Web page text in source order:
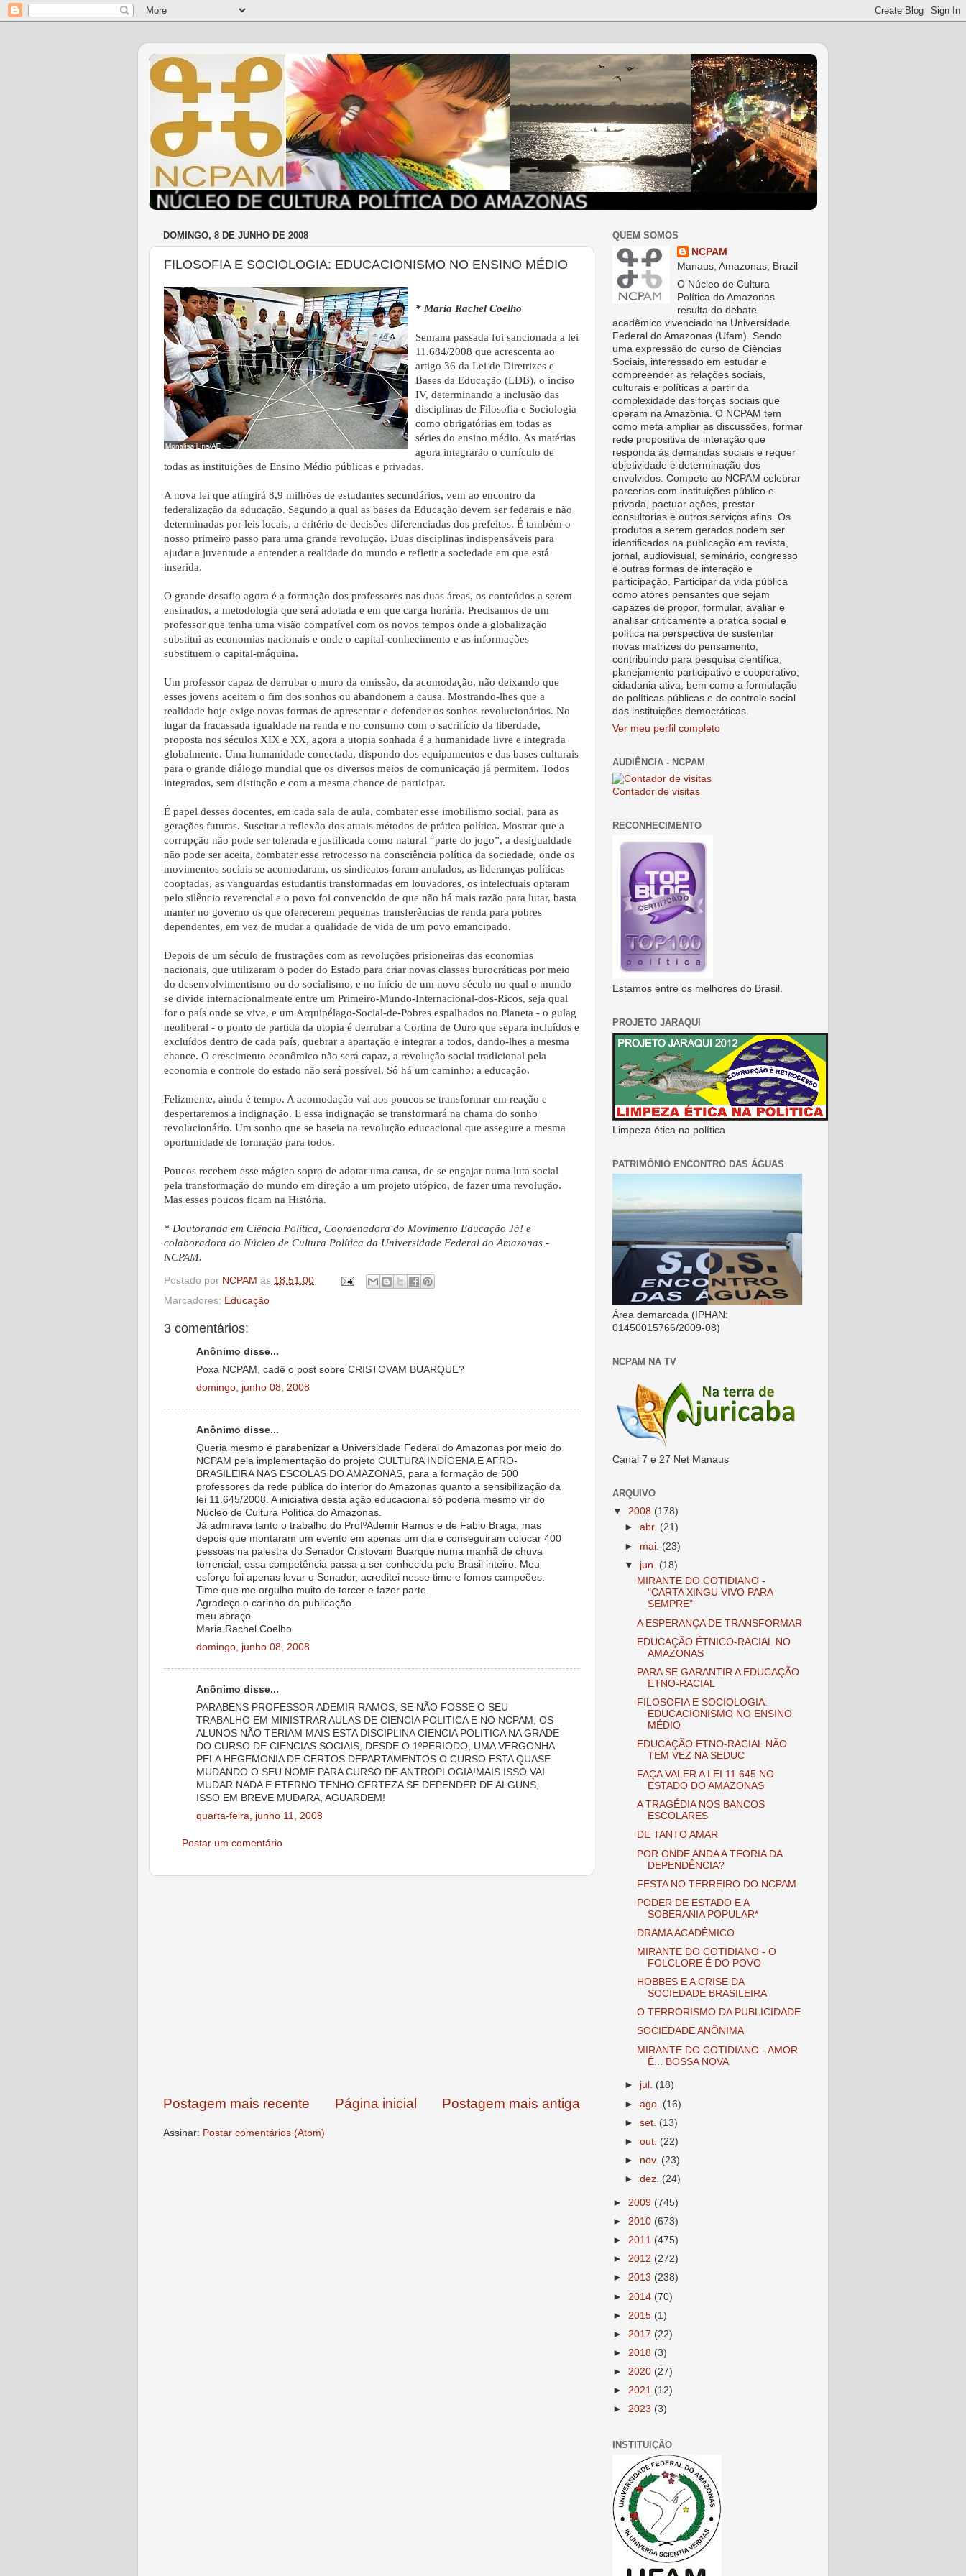
DOMINGO, 8 DE JUNHO DE 2008
FILOSOFIA E SOCIOLOGIA: EDUCACIONISMO NO ENSINO MÉDIO
* Maria Rachel Coelho
Semana passada foi sancionada a lei
11.684/2008 que acrescenta ao
artigo 36 da Lei de Diretrizes e
Bases da Educação (LDB), o inciso
IV, determinando a inclusão das
disciplinas de Filosofia e Sociologia
como obrigatórias em todas as
séries do ensino médio. As matérias
agora integrarão o currículo de
todas as instituições de Ensino Médio públicas e privadas.
A nova lei que atingirá 8,9 milhões de estudantes secundários, vem ao encontro da
federalização da educação. Segundo a qual as bases da Educação devem ser federais e não
determinadas por leis locais, a critério de decisões diferenciadas dos prefeitos. É também o
nosso primeiro passo para uma grande revolução. Duas disciplinas indispensáveis para
ajudar a juventude a entender a realidade do mundo e refletir a sociedade em que está
inserida.
O grande desafio agora é a formação dos professores nas duas áreas, os conteúdos a serem
ensinados, a metodologia que será adotada e em que carga horária. Precisamos de um
professor que tenha uma visão compatível com os novos tempos onde a globalização
substitui as economias nacionais e onde o capital-conhecimento e as informações
substituem o capital-máquina.
Um professor capaz de derrubar o muro da omissão, da acomodação, não deixando que
esses jovens aceitem o fim dos sonhos ou abandonem a causa. Mostrando-lhes que a
realidade hoje exige novas formas de apresentar e defender os sonhos revolucionários. No
lugar da fracassada igualdade na renda e no consumo com o sacrifício da liberdade,
proposta nos séculos XIX e XX, agora a utopia sonhada é a humanidade livre e integrada
globalmente. Uma humanidade conectada, dispondo dos equipamentos e das bases culturais
para o grande diálogo mundial que os diversos meios de comunicação já permitem. Todos
integrados, sem distinção e com a mesma chance de participar.
É papel desses docentes, em cada sala de aula, combater esse imobilismo social, para as
gerações futuras. Suscitar a reflexão dos atuais métodos de prática política. Mostrar que a
corrupção não pode ser tolerada e justificada como natural “parte do jogo”, a desigualdade
não pode ser aceita, combater esse retrocesso na consciência política da sociedade, onde os
movimentos sociais se acomodaram, os sindicatos foram anulados, as lideranças políticas
cooptadas, as vanguardas estudantis transformadas em louvadores, os intelectuais optaram
pelo silêncio reverencial e o povo foi convencido de que não há mais razão para lutar, basta
manter no governo os que oferecerem pequenas transferências de renda para pobres
dependentes, em vez de mudar a qualidade de vida de um povo emancipado.
Depois de um século de frustrações com as revoluções prisioneiras das economias
nacionais, que utilizaram o poder do Estado para criar novas classes burocráticas por meio
do desenvolvimentismo ou do socialismo, e no início de um novo século no qual o mundo
se divide internacionalmente entre um Primeiro-Mundo-Internacional-dos-Ricos, seja qual
for o país onde se vive, e um Arquipélago-Social-de-Pobres espalhados no Planeta - o gulag
neoliberal - o ponto de partida da utopia é derrubar a Cortina de Ouro que separa incluídos e
excluídos dentro de cada país, quebrar a apartação e integrar a todos, dando-lhes a mesma
chance. O crescimento econômico não será capaz, a revolução social tradicional pela
economia e controle do estado não será possível. Só há um caminho: a educação.
Felizmente, ainda é tempo. A acomodação vai aos poucos se transformar em reação e
despertaremos a indignação. E essa indignação se transformará na chama do sonho
revolucionário. Um sonho que se baseia na revolução educacional que assegure a mesma
oportunidade de formação para todos.
Poucos recebem esse mágico sopro de adotar uma causa, de se engajar numa luta social
pela transformação do mundo em direção a um projeto utópico, de fazer uma revolução.
Mas esses poucos ficam na História.
* Doutoranda em Ciência Política, Coordenadora do Movimento Educação Já! e
colaboradora do Núcleo de Cultura Política da Universidade Federal do Amazonas -
NCPAM.
Postado por NCPAM às 18:51:00
Marcadores: Educação
3 comentários:
Anônimo disse...
Poxa NCPAM, cadê o post sobre CRISTOVAM BUARQUE?
domingo, junho 08, 2008
Anônimo disse...
Queria mesmo é parabenizar a Universidade Federal do Amazonas por meio do
NCPAM pela implementação do projeto CULTURA INDÍGENA E AFRO-
BRASILEIRA NAS ESCOLAS DO AMAZONAS, para a formação de 500
professores da rede pública do interior do Amazonas quanto a sensibilização da
lei 11.645/2008. A iniciativa desta ação educacional só poderia mesmo vir do
Núcleo de Cultura Política do Amazonas.
Já admirava tanto o trabalho do ProfºAdemir Ramos e de Fabio Braga, mas
depois que montaram um evento em apenas um dia e conseguiram colocar 400
pessoas na palestra do Senador Cristovam Buarque numa manhã de chuva
torrencial, essa competência passa a ser conhecida pelo Brasil inteiro. Meu
esforço foi apenas levar o Senador, acreditei nesse time e fomos campeões.
Time que me orgulho muito de torcer e fazer parte.
Agradeço o carinho da publicação.
meu abraço
Maria Rachel Coelho
domingo, junho 08, 2008
Anônimo disse...
PARABENS PROFESSOR ADEMIR RAMOS, SE NÃO FOSSE O SEU
TRABALHO EM MINISTRAR AULAS DE CIENCIA POLITICA E NO NCPAM, OS
ALUNOS NÃO TERIAM MAIS ESTA DISCIPLINA CIENCIA POLITICA NA GRADE
DO CURSO DE CIENCIAS SOCIAIS, DESDE O 1ºPERIODO, UMA VERGONHA
PELA HEGEMONIA DE CERTOS DEPARTAMENTOS O CURSO ESTA QUASE
MUDANDO O SEU NOME PARA CURSO DE ANTROPLOGIA!MAIS ISSO VAI
MUDAR NADA E ETERNO TENHO CERTEZA SE DEPENDER DE ALGUNS,
ISSO EM BREVE MUDARA, AGUARDEM!
quarta-feira, junho 11, 2008
Postar um comentário
Postagem mais recente Postagem mais antiga
Página inicial
Assinar: Postar comentários (Atom)
QUEM SOMOS
NCPAM
Manaus, Amazonas, Brazil
O Núcleo de Cultura
Política do Amazonas
resulta do debate
acadêmico vivenciado na Universidade
Federal do Amazonas (Ufam). Sendo
uma expressão do curso de Ciências
Sociais, interessado em estudar e
compreender as relações sociais,
culturais e políticas a partir da
complexidade das forças sociais que
operam na Amazônia. O NCPAM tem
como meta ampliar as discussões, formar
rede propositiva de interação que
responda às demandas sociais e requer
objetividade e determinação dos
envolvidos. Compete ao NCPAM celebrar
parcerias com instituições público e
privada, pactuar ações, prestar
consultorias e outros serviços afins. Os
produtos a serem gerados podem ser
identificados na publicação em revista,
jornal, audiovisual, seminário, congresso
e outras formas de interação e
participação. Participar da vida pública
como atores pensantes que sejam
capazes de propor, formular, avaliar e
analisar criticamente a prática social e
política na perspectiva de sustentar
novas matrizes do pensamento,
contribuindo para pesquisa científica,
planejamento participativo e cooperativo,
cidadania ativa, bem como a formulação
de políticas públicas e de controle social
das instituições democráticas.
Ver meu perfil completo
AUDIÊNCIA - NCPAM
Contador de visitas
RECONHECIMENTO
Estamos entre os melhores do Brasil.
PROJETO JARAQUI
Limpeza ética na política
PATRIMÔNIO ENCONTRO DAS ÁGUAS
Área demarcada (IPHAN:
01450015766/2009-08)
NCPAM NA TV
Canal 7 e 27 Net Manaus
ARQUIVO
▼ 2008 (178)
►abr. (21)
► mai. (23)
▼ jun. (18)
MIRANTE DO COTIDIANO -
"CARTA XINGU VIVO PARA
SEMPRE"
A ESPERANÇA DE TRANSFORMAR
EDUCAÇÃO ÉTNICO-RACIAL NO
AMAZONAS
PARA SE GARANTIR A EDUCAÇÃO
ETNO-RACIAL
FILOSOFIA E SOCIOLOGIA:
EDUCACIONISMO NO ENSINO
MÉDIO
EDUCAÇÃO ETNO-RACIAL NÃO
TEM VEZ NA SEDUC
FAÇA VALER A LEI 11.645 NO
ESTADO DO AMAZONAS
A TRAGÉDIA NOS BANCOS
ESCOLARES
DE TANTO AMAR
POR ONDE ANDA A TEORIA DA
DEPENDÊNCIA?
FESTA NO TERREIRO DO NCPAM
PODER DE ESTADO E A
SOBERANIA POPULAR*
DRAMA ACADÊMICO
MIRANTE DO COTIDIANO - O
FOLCLORE É DO POVO
HOBBES E A CRISE DA
SOCIEDADE BRASILEIRA
O TERRORISMO DA PUBLICIDADE
SOCIEDADE ANÔNIMA
MIRANTE DO COTIDIANO - AMOR
É... BOSSA NOVA
► jul. (18)
►ago. (16)
►set. (13)
►out. (22)
► nov. (23)
►dez. (24)
► 2009 (745)
► 2010 (673)
► 2011 (475)
► 2012 (272)
► 2013 (238)
► 2014 (70)
► 2015 (1)
► 2017 (22)
► 2018 (3)
► 2020 (27)
► 2021 (12)
► 2023 (3)
INSTITUIÇÃO